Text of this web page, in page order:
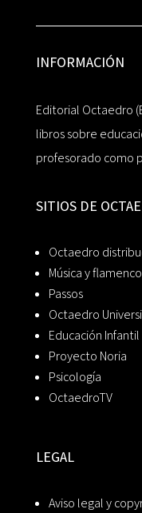
INFORMACIÓN
Editorial Octaedro
libros sobre
profesorado como
SITIOS DE
Octaedro
Música y flamenco
Passos
Octaedro
Educación Infantil
Proyecto Noria
Psicología
OctaedroTV
LEGAL
Aviso legal y